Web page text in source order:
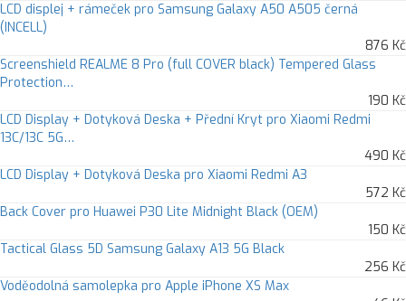
LCD displej + rámeček pro Samsung Galaxy A50 A505 černá
(INCELL)
876 Kč
Screenshield REALME 8 Pro (full COVER black) Tempered Glass
Protection…
190 Kč
LCD Display + Dotyková Deska + Přední Kryt pro Xiaomi Redmi
13C/13C 5G…
490 Kč
LCD Display + Dotyková Deska pro Xiaomi Redmi A3
572 Kč
Back Cover pro Huawei P30 Lite Midnight Black (OEM)
150 Kč
Tactical Glass 5D Samsung Galaxy A13 5G Black
256 Kč
Voděodolná samolepka pro Apple iPhone XS Max